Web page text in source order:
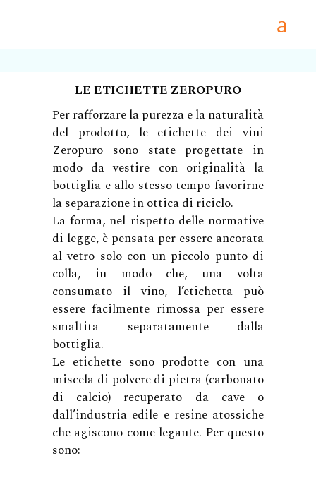
LE ETICHETTE ZEROPURO
Per rafforzare la purezza e la naturalità
del prodotto, le etichette dei vini
Zeropuro sono state progettate in
modo da vestire con originalità la
bottiglia e allo stesso tempo favorirne
la separazione in ottica di riciclo.
La forma, nel rispetto delle normative
di legge, è pensata per essere ancorata
al vetro solo con un piccolo punto di
colla, in modo che, una volta
consumato il vino, l’etichetta può
essere facilmente rimossa per essere
smaltita separatamente dalla
bottiglia.
Le etichette sono prodotte con una
miscela di polvere di pietra (carbonato
di calcio) recuperato da cave o
dall’industria edile e resine atossiche
che agiscono come legante. Per questo
sono: